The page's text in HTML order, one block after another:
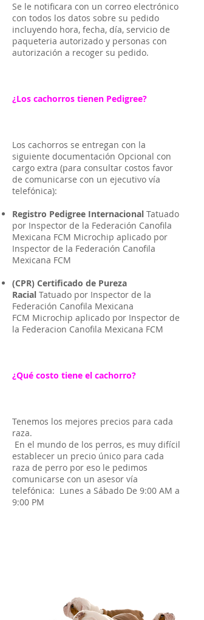
Se le notificara con un correo electrónico
con todos los datos sobre su pedido
incluyendo hora, fecha, día, servicio de
paqueteria autorizado y personas con
autorización a recoger su pedido.
¿Los cachorros tienen Pedigree?
Los cachorros se entregan con la
siguiente documentación Opcional con
cargo extra (para consultar costos favor
de comunicarse con un ejecutivo vía
telefónica):
Registro Pedigree Internacional Tatuado
por Inspector de la Federación Canofila
Mexicana FCM Microchip aplicado por
Inspector de la Federación Canofila
Mexicana FCM
(CPR) Certificado de Pureza
Racial Tatuado por Inspector de la
Federación Canofila Mexicana
FCM Microchip aplicado por Inspector de
la Federacion Canofila Mexicana FCM
¿Qué costo tiene el cachorro?
Tenemos los mejores precios para cada
raza.
En el mundo de los perros, es muy difícil
establecer un precio único para cada
raza de perro por eso le pedimos
comunicarse con un asesor vía
telefónica: Lunes a Sábado De 9:00 AM a
9:00 PM